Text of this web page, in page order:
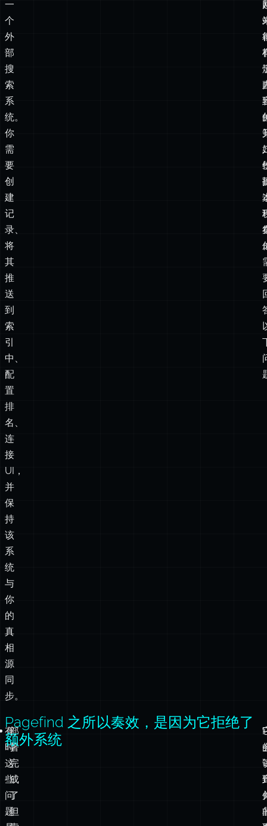
索
系
统。
你
需
要
创
建
记
录、
将
其
推
送
到
索
引
中、
配
置
排
名、
连
接
UI，
并
保
持
该
系
统
与
你
的
真
相
源
同
步。
部
署
成
了
但
索
引
更
新
有
时
这
些
问
题
是
值
得
去
Pagefind 之所以奏效，是因为它拒绝了
额外系统